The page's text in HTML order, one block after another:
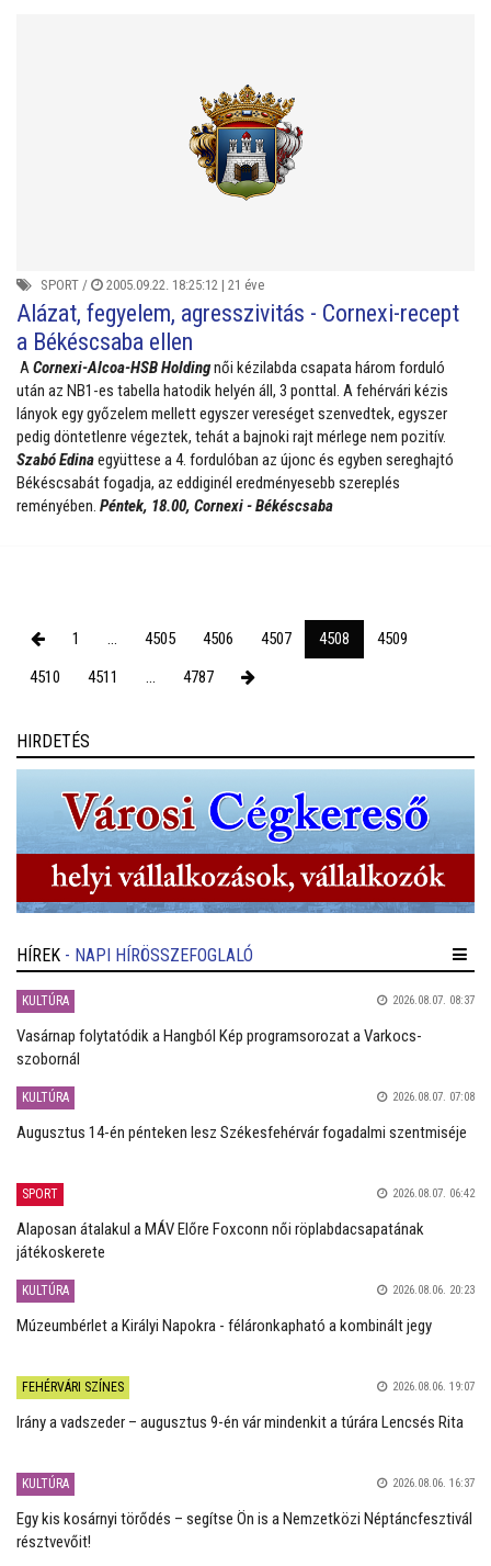
SPORT / 2005.09.22. 18:25:12 | 21 éve
Alázat, fegyelem, agresszivitás - Cornexi-recept
a Békéscsaba ellen
ACornexi-Alcoa-HSB Holdingnői kézilabda csapata három forduló
után az NB1-es tabella hatodik helyén áll, 3 ponttal. A fehérvári kézis
lányok egy győzelem mellett egyszer vereséget szenvedtek, egyszer
pedig döntetlenre végeztek, tehát a bajnoki rajt mérlege nem pozitív.
Szabó Edinaegyüttese a 4. fordulóban az újonc és egyben sereghajtó
Békéscsabát fogadja, az eddiginél eredményesebb szereplés
reményében. Péntek, 18.00, Cornexi - Békéscsaba
1 ... 4505 4506 4507 4508
4509
4510
4511 ... 4787
HIRDETÉS
HÍREK - NAPI HÍRÖSSZEFOGLALÓ
KULTÚRA 2026.08.07. 08:37
Vasárnap folytatódik a Hangból Kép programsorozat a Varkocs-
szobornál
KULTÚRA 2026.08.07. 07:08
Augusztus 14-én pénteken lesz Székesfehérvár fogadalmi szentmiséje
SPORT 2026.08.07. 06:42
Alaposan átalakul a MÁV Előre Foxconn női röplabdacsapatának
játékoskerete
KULTÚRA 2026.08.06. 20:23
Múzeumbérlet a Királyi Napokra - féláronkapható a kombinált jegy
FEHÉRVÁRI SZÍNES 2026.08.06. 19:07
Irány a vadszeder – augusztus 9-én vár mindenkit a túrára Lencsés Rita
KULTÚRA 2026.08.06. 16:37
Egy kis kosárnyi törődés – segítse Ön is a Nemzetközi Néptáncfesztivál
résztvevőit!